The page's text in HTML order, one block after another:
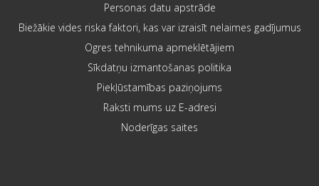
Personas datu apstrāde
Biežākie vides riska faktori, kas var izraisīt nelaimes gadījumus
Ogres tehnikuma apmeklētājiem
Sīkdatņu izmantošanas politika
Piekļūstamības paziņojums
Raksti mums uz E-adresi
Noderīgas saites